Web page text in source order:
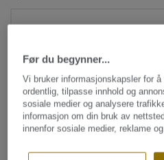
Navn*
Før du begynner...
Vi bruker informasjonskapsler for
ordentlig, tilpasse innhold og
sosiale medier og analysere
informasjon om din bruk av
innenfor sosiale medier, reklame